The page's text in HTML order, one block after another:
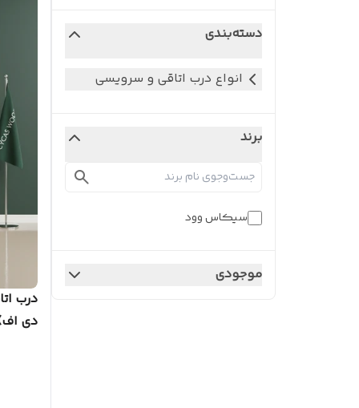
دسته‌بندی
انواع درب اتاقی و سرویسی
برند
سیکاس وود
موجودی
دی‌